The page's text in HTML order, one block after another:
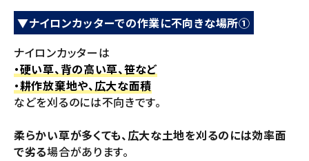
▼ナイロンカッターでの作業に不向きな場所①
ナイロンカッターは
・硬い草、背の高い草、笹など
・耕作放棄地や、広大な面積
などを刈るのには不向きです。
柔らかい草が多くても、広大な土地を刈るのには効率面
で劣る場合があります。